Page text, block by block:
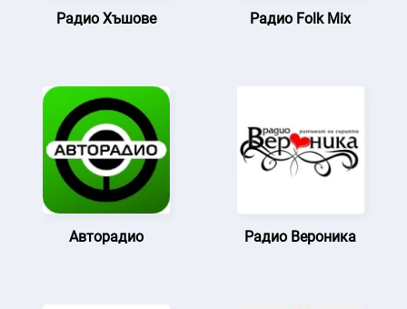
Радио Хъшове Радио Folk Mix
Авторадио Радио Вероника